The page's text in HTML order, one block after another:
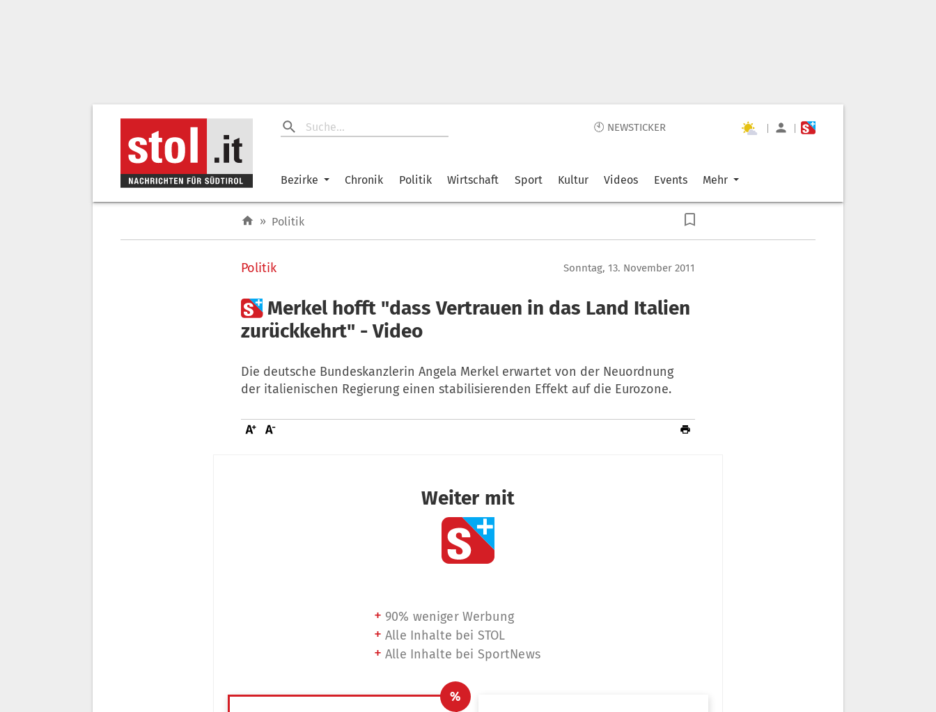
🕙 NEWSTICKER | |
Bezirke Chronik Politik Wirtschaft Sport Kultur Videos Events Mehr
» Politik
Politik Sonntag, 13. November 2011
 Merkel hofft "dass Vertrauen in das Land Italien
zurückkehrt" - Video
Die deutsche Bundeskanzlerin Angela Merkel erwartet von der Neuordnung
der italienischen Regierung einen stabilisierenden Effekt auf die Eurozone.